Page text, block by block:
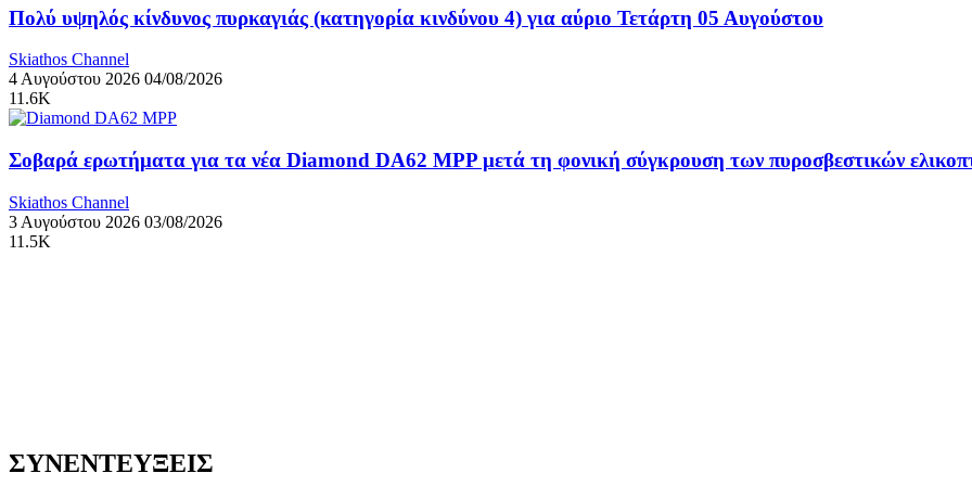
Πολύ υψηλός κίνδυνος πυρκαγιάς (κατηγορία κινδύνου 4) για αύριο Τετάρτη 05 Αυγούστου
Skiathos Channel
4 Αυγούστου 2026 04/08/2026
11.6K
Σοβαρά ερωτήματα για τα νέα Diamond DA62 MPP μετά τη φονική σύγκρουση των πυροσβεστικών
Skiathos Channel
3 Αυγούστου 2026 03/08/2026
11.5K
ΣΥΝΕΝΤΕΥΞΕΙΣ